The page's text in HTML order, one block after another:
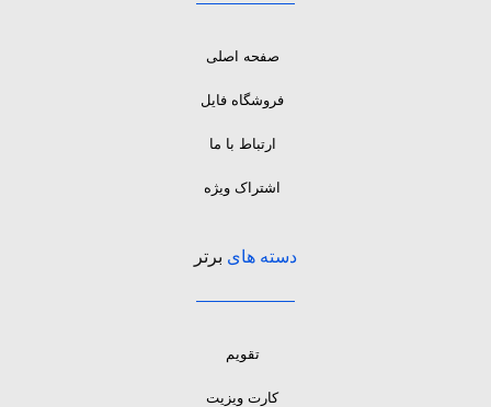
صفحه اصلی
فروشگاه فایل
ارتباط با ما
اشتراک ویژه
دسته های برتر
تقویم
کارت ویزیت